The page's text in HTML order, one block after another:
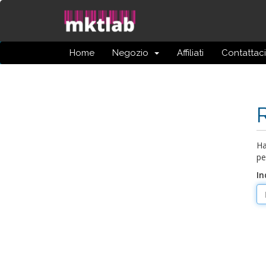
Home Negozio Affiliati